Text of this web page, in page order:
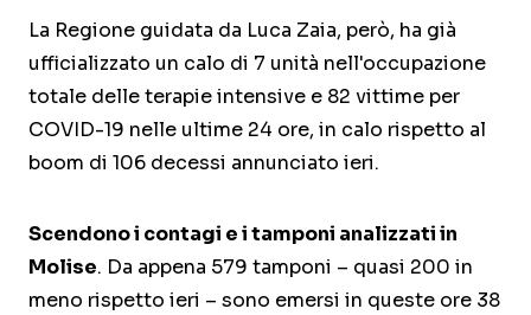
La Regione guidata da Luca Zaia, però, ha già
ufficializzato un calo di 7 unità nell'occupazione
totale delle terapie intensive e 82 vittime per
COVID-19 nelle ultime 24 ore, in calo rispetto al
boom di 106 decessi annunciato ieri.
Scendono i contagi e i tamponi analizzati in
Molise. Da appena 579 tamponi – quasi 200 in
meno rispetto ieri – sono emersi in queste ore 38